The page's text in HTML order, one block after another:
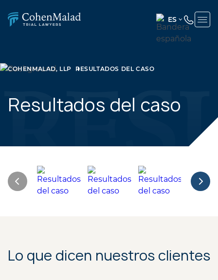
ES
ENGLISH
COHENMALAD, LLP RESULTADOS DEL CASO
Resultados del caso
Lo que dicen nuestros clientes